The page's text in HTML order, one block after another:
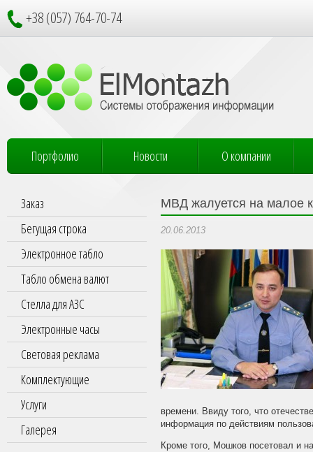
+38 (057) 764-70-74
Портфолио Новости О компании
Заказ
Бегущая строка
Электронное табло
Табло обмена валют
Стелла для АЗС
Электронные часы
Световая реклама
Комплектующие
Услуги
Галерея
МВД жалуется на малое
20.06.2013
времени. Ввиду того, что
информация по действиям
Кроме того, Мошков посетовал и